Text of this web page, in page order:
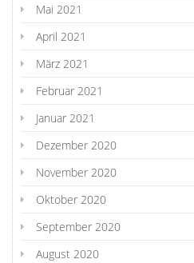
Mai 2021
April 2021
März 2021
Februar 2021
Januar 2021
Dezember 2020
November 2020
Oktober 2020
September 2020
August 2020